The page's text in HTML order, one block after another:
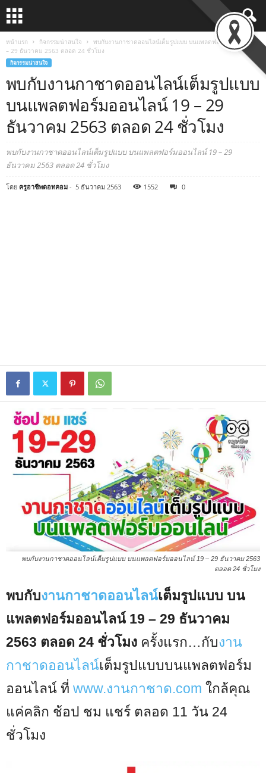
หน้าแรก กิจกรรมน่าสนใจ
พบกับงานกาชาดออนไลน์เต็มรูปแบบ บนแพลตฟอร์มออนไลน์ 19
– 29 ธันวาคม 2563 ตลอด 24 ชั่วโมง
กิจกรรมน่าสนใจ
พบกับงานกาชาดออนไลน์เต็มรูปแบบ
บนแพลตฟอร์มออนไลน์ 19 – 29
ธันวาคม 2563 ตลอด 24 ชั่วโมง
พบกับงานกาชาดออนไลน์เต็มรูปแบบ บนแพลตฟอร์มออนไลน์ 19 – 29
ธันวาคม 2563 ตลอด 24 ชั่วโมง
โดย ครูอาชีพดอทคอม - 5 ธันวาคม 2563 1552 0
พบกับงานกาชาดออนไลน์เต็มรูปแบบ บนแพลตฟอร์มออนไลน์ 19 – 29 ธันวาคม 2563
ตลอด 24 ชั่วโมง
พบกับงานกาชาดออนไลน์เต็มรูปแบบ บน
แพลตฟอร์มออนไลน์ 19 – 29 ธันวาคม
2563 ตลอด 24 ชั่วโมง ครั้งแรก…กับงาน
กาชาดออนไลน์เต็มรูปแบบบนแพลตฟอร์ม
ออนไลน์ ที่ www.งานกาชาด.com ใกล้คุณ
แค่คลิก ช้อป ชม แชร์ ตลอด 11 วัน 24
ชั่วโมง